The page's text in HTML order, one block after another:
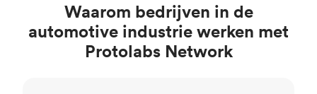
Waarom bedrijven in de
automotive industrie werken met
Protolabs Network